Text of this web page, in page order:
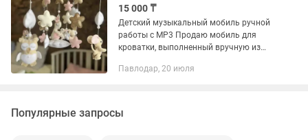
15 000 ₸
Детский музыкальный мобиль ручной
работы с MP3 Продаю мобиль для
кроватки, выполненный вручную из
материалов. Особенности: •MP3-плеер
Павлодар, 20 июля
Популярные запросы